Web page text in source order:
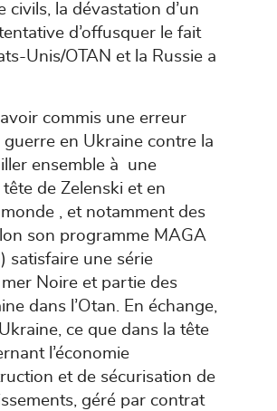
la dévastation d’un
d’offusquer le fait
Unis/OTAN et la Russie a
commis une erreur
en Ukraine contre la
ensemble à une
de Zelenski et en
, et notamment des
son programme MAGA
satisfaire une série
Noire et partie des
dans l’Otan. En échange,
ce que dans la tête
l’économie
et de sécurisation de
géré par contrat